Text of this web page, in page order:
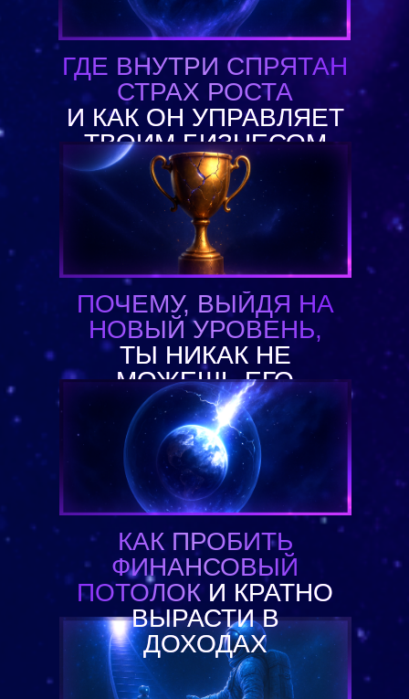
ГДЕ ВНУТРИ СПРЯТАН
СТРАХ РОСТА
И КАК ОН УПРАВЛЯЕТ
ТВОИМ БИЗНЕСОМ
ПОЧЕМУ, ВЫЙДЯ НА
НОВЫЙ УРОВЕНЬ,
ТЫ НИКАК НЕ
МОЖЕШЬ ЕГО
УДЕРЖАТЬ
КАК ПРОБИТЬ
ФИНАНСОВЫЙ
ПОТОЛОК И КРАТНО
ВЫРАСТИ В
ДОХОДАХ